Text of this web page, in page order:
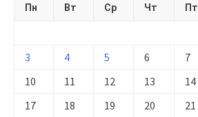
Пн Вт Ср Чт Пт
3
4 5 6 7
10
11 12 13 14
17
18 19 20 21